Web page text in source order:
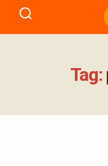
Tag: